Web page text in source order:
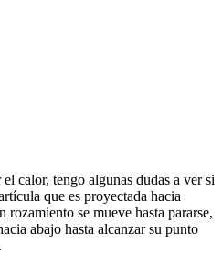
calor, tengo algunas dudas a ver si
que es proyectada hacia
se mueve hasta pararse,
abajo hasta alcanzar su punto